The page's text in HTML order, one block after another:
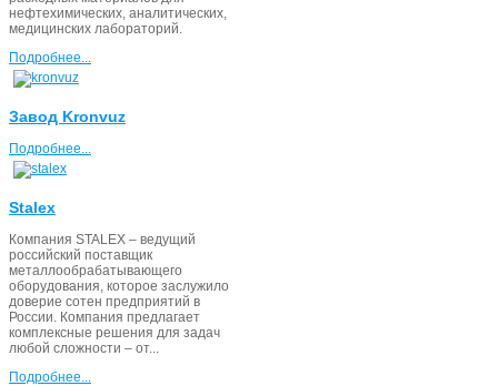
нефтехимических, аналитических,
медицинских лабораторий.
Подробнее...
Завод Kronvuz
Подробнее...
Stalex
Компания STALEX – ведущий
российский поставщик
металлообрабатывающего
оборудования, которое заслужило
доверие сотен предприятий в
России. Компания предлагает
комплексные решения для задач
любой сложности – от...
Подробнее...